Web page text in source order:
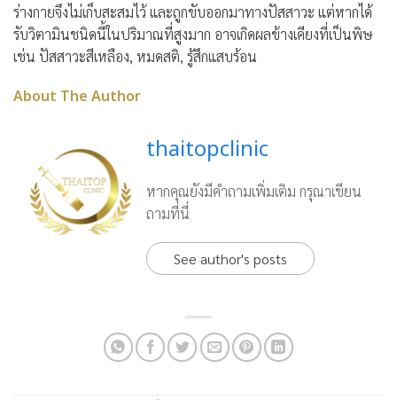
ร่างกายจึงไม่เก็บสะสมไว้ และถูกขับออกมาทางปัสสาวะ แต่หากได้
รับวิตามินชนิดนี้ในปริมาณที่สูงมาก อาจเกิดผลข้างเคียงที่เป็นพิษ
เช่น ปัสสาวะสีเหลือง, หมดสติ, รู้สึกแสบร้อน
About The Author
thaitopclinic
หากคุณยังมีคำถามเพิ่มเติม กรุณาเขียน
ถามที่นี่
See author's posts